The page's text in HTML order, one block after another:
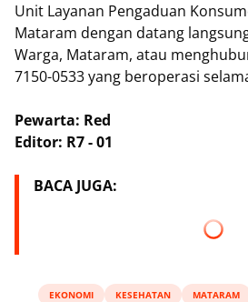
Unit Layanan Pengaduan
Mataram dengan datang
Warga, Mataram, atau
7150-0533 yang beroperasi
Pewarta: Red
Editor: R7 - 01
BACA JUGA:
EKONOMI KESEHATAN MATARAM